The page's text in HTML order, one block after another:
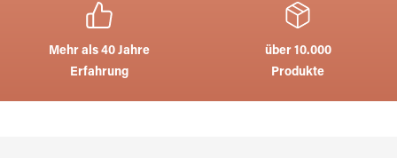
Mehr als 40 Jahre
Erfahrung
über 10.000
Produkte